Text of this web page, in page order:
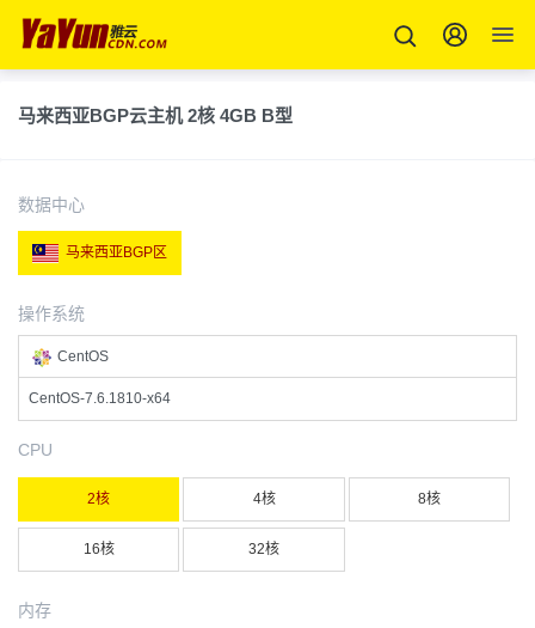
马来西亚BGP云主机 2核 4GB B型
数据中心
马来西亚BGP区
操作系统
CentOS
CentOS-7.6.1810-x64
CPU
2核 4核 8核
16核 32核
内存